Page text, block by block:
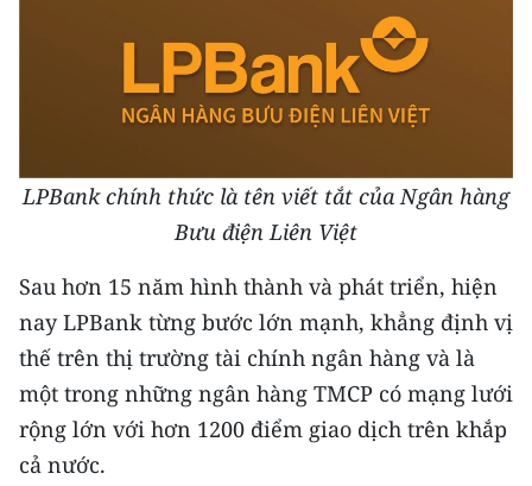
Media Pháp luật
Media Du lịch
Media Thể thao
Media Giáo dục
Media Y tế
Media Khoa học - Công nghệ
Media Môi trường
Ảnh
LPBank chính thức là tên viết tắt của Ngân hàng
Bưu điện Liên Việt
Sau hơn 15 năm hình thành và phát triển, hiện
nay LPBank từng bước lớn mạnh, khẳng định vị
thế trên thị trường tài chính ngân hàng và là
một trong những ngân hàng TMCP có mạng lưới
rộng lớn với hơn 1200 điểm giao dịch trên khắp
cả nước.